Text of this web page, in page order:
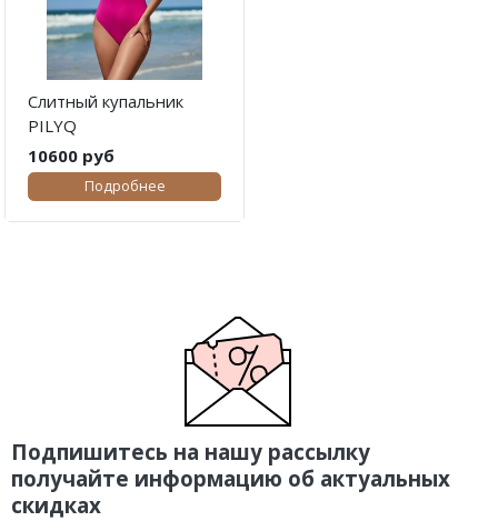
Слитный купальник
PILYQ
10600 руб
Подробнее
Подпишитесь на нашу рассылку
получайте информацию об актуальных
скидках